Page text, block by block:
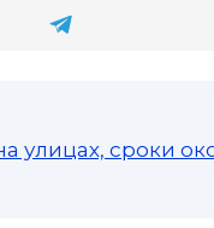
улицах, сроки